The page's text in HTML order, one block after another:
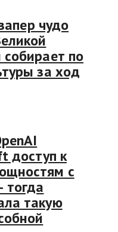
чудо
по
за ход
доступ к
с
тогда
такую